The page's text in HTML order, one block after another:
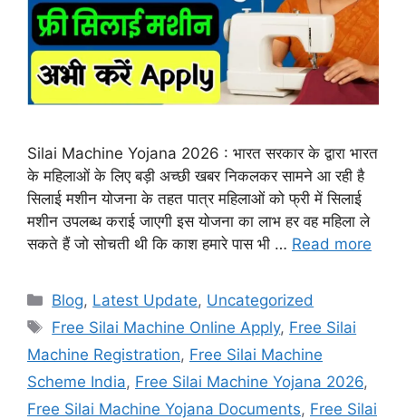
Silai Machine Yojana 2026 : भारत सरकार के द्वारा भारत
के महिलाओं के लिए बड़ी अच्छी खबर निकलकर सामने आ रही है
सिलाई मशीन योजना के तहत पात्र महिलाओं को फ्री में सिलाई
मशीन उपलब्ध कराई जाएगी इस योजना का लाभ हर वह महिला ले
सकते हैं जो सोचती थी कि काश हमारे पास भी … Read more
Categories
Blog, Latest Update, Uncategorized
Tags
Free Silai Machine Online Apply, Free Silai
Machine Registration, Free Silai Machine
Scheme India, Free Silai Machine Yojana 2026,
Free Silai Machine Yojana Documents, Free Silai